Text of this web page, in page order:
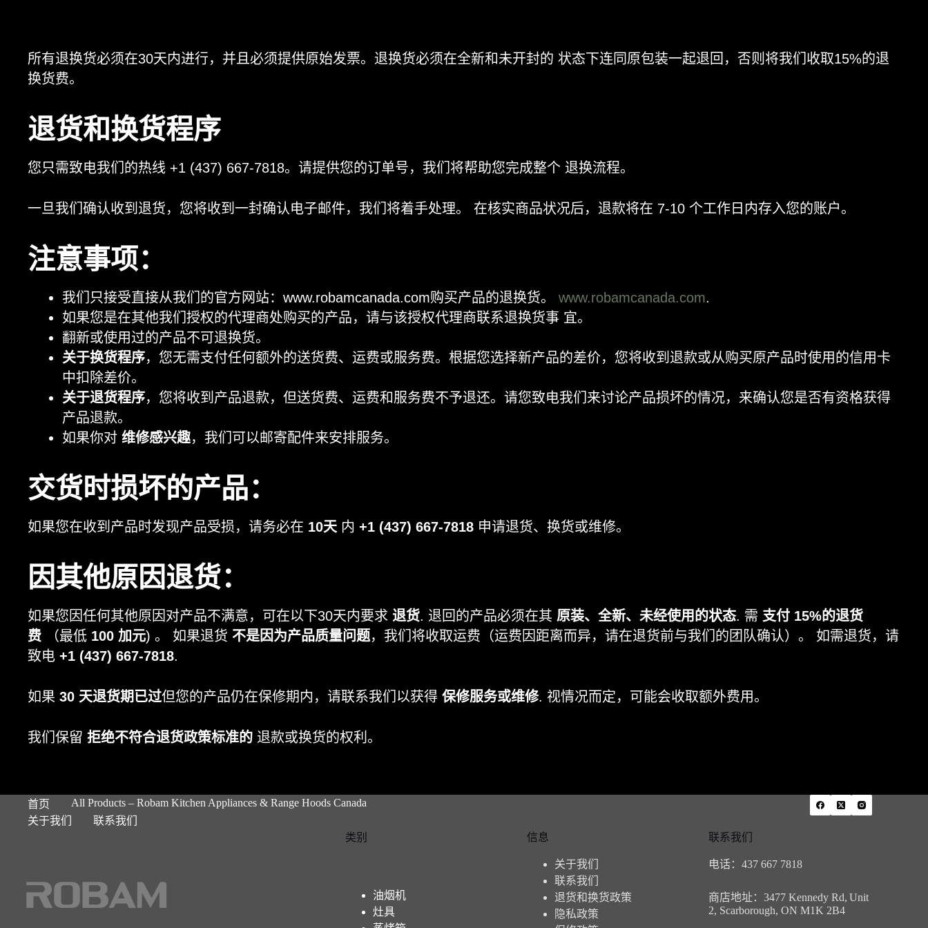
所有退换货必须在30天内进行，并且必须提供原始发票。退换货必须在全新和未开封的 状态下连同原包装一起退回，否则将我们收取15%的退
换货费。
退货和换货程序
您只需致电我们的热线 +1 (437) 667-7818。请提供您的订单号，我们将帮助您完成整个 退换流程。
一旦我们确认收到退货，您将收到一封确认电子邮件，我们将着手处理。 在核实商品状况后，退款将在 7-10 个工作日内存入您的账户。
注意事项：
我们只接受直接从我们的官方网站：www.robamcanada.com购买产品的退换货。www.robamcanada.com.
如果您是在其他我们授权的代理商处购买的产品，请与该授权代理商联系退换货事 宜。
翻新或使用过的产品不可退换货。
关于换货程序，您无需支付任何额外的送货费、运费或服务费。根据您选择新产品的差价，您将收到退款或从购买原产品时使用的信用卡
中扣除差价。
关于退货程序，您将收到产品退款，但送货费、运费和服务费不予退还。请您致电我们来讨论产品损坏的情况，来确认您是否有资格获得
产品退款。
如果你对维修感兴趣，我们可以邮寄配件来安排服务。
交货时损坏的产品：
如果您在收到产品时发现产品受损，请务必在 10天 内+1 (437) 667-7818 申请退货、换货或维修。
因其他原因退货：
如果您因任何其他原因对产品不满意，可在以下30天内要求 退货. 退回的产品必须在其 原装、全新、未经使用的状态. 需 支付 15%的退货
费 （最低 100 加元) 。 如果退货不是因为产品质量问题，我们将收取运费（运费因距离而异，请在退货前与我们的团队确认）。 如需退货，请
致电+1 (437) 667-7818.
如果30 天退货期已过但您的产品仍在保修期内，请联系我们以获得保修服务或维修. 视情况而定，可能会收取额外费用。
我们保留拒绝不符合退货政策标准的 退款或换货的权利。
首页
All Products – Robam Kitchen Appliances & Range Hoods Canada
关于我们
联系我们
类别
油烟机
灶具
信息
关于我们
联系我们
退货和换货政策
隐私政策
联系我们
电话：437 667 7818
商店地址：3477 Kennedy Rd, Unit
2, Scarborough, ON M1K 2B4